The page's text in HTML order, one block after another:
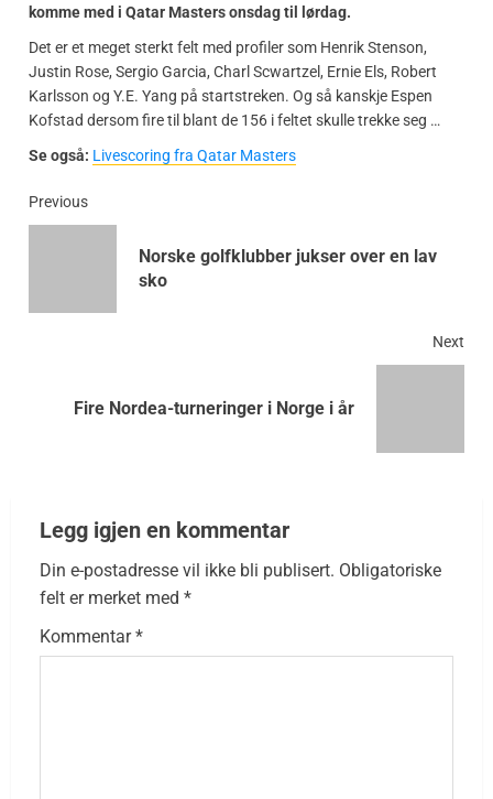
komme med i Qatar Masters onsdag til lørdag.
Det er et meget sterkt felt med profiler som Henrik Stenson,
Justin Rose, Sergio Garcia, Charl Scwartzel, Ernie Els, Robert
Karlsson og Y.E. Yang på startstreken. Og så kanskje Espen
Kofstad dersom fire til blant de 156 i feltet skulle trekke seg …
Se også: Livescoring fra Qatar Masters
Previous
Norske golfklubber jukser over en lav
sko
Next
Fire Nordea-turneringer i Norge i år
Legg igjen en kommentar
Din e-postadresse vil ikke bli publisert. Obligatoriske
felt er merket med *
Kommentar*